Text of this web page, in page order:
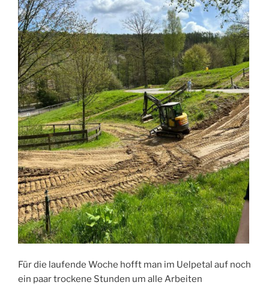
Für die laufende Woche hofft man im Uelpetal auf noch
ein paar trockene Stunden um alle Arbeiten